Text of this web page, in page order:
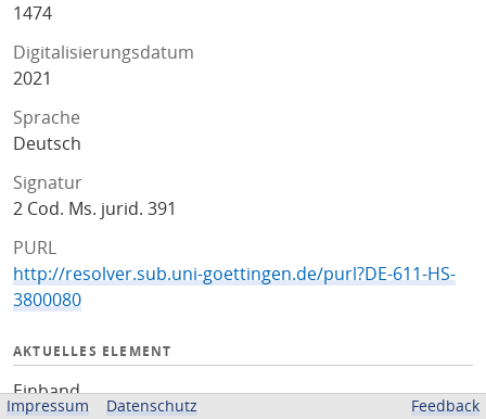
1474
Digitalisierungsdatum
2021
Sprache
Deutsch
Signatur
2 Cod. Ms. jurid. 391
PURL
http://resolver.sub.uni-goettingen.de/purl?DE-611-HS-
3800080
AKTUELLES ELEMENT
Einband
Impressum Datenschutz Feedback